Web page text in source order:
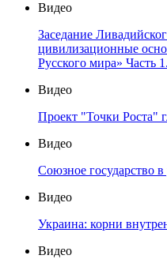
Видео
Заседание
цивилизационные
Русского мира» Часть 1.
Видео
Проект "Точки Роста"
Видео
Союзное государство
Видео
Украина: корни
Видео